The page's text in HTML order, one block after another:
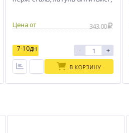
Цена от
343.00
7-10дн - +
В КОРЗИНУ